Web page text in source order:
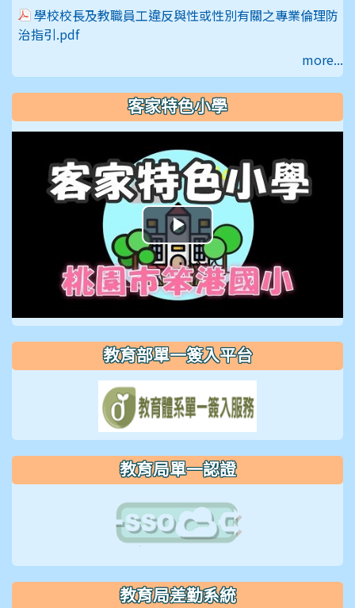
學校校長及教職員工違反與性或性別有關之專業倫理防
治指引.pdf
more...
客家特色小學
播
放
影
片
教育部單一簽入平台
教育局單一認證
教育局差勤系統